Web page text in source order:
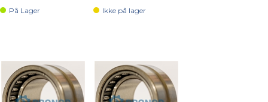
På Lager Ikke på lager